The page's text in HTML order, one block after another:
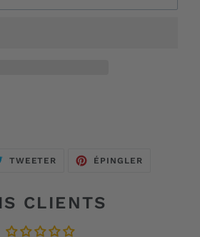
TWEETER TWEETERÉPINGLER
CLIENTS